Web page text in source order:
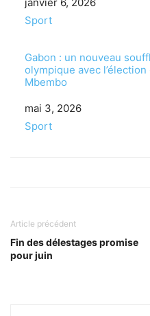
Date
janvier 6, 2026
Par rapport à
Sport
Gabon : un nouveau
olympique avec
Mbembo
Date
mai 3, 2026
Par rapport à
Sport
Article précédent
Fin des délestages promise
pour juin